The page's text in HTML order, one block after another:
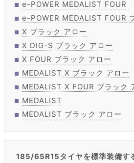
e-POWER MEDALIST FOUR
e-POWER MEDALIST FOUR
X ブラック アロー
X DIG-S ブラック アロー
X FOUR ブラック アロー
MEDALIST X ブラック アロー
MEDALIST X FOUR ブラック
MEDALIST
MEDALIST ブラック アロー
185/65R15タイヤを標準装備す